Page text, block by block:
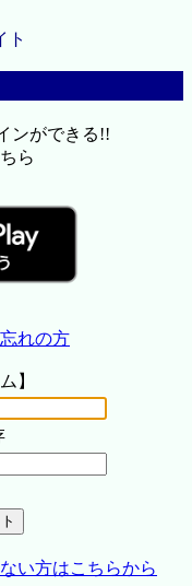
ト
ンができる!!
ら
れの方
】
い方はこちらから